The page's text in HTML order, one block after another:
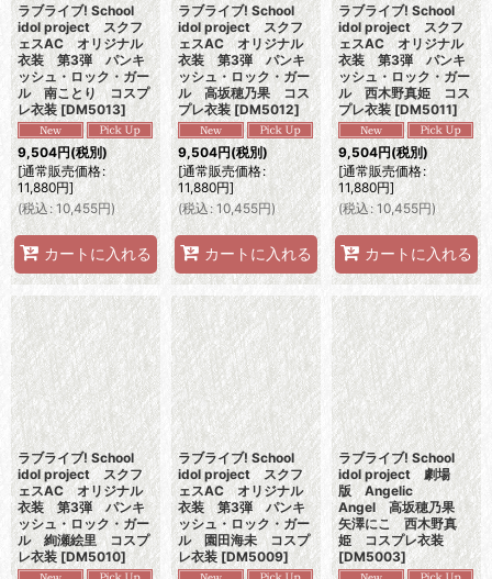
ラブライブ! School
idol project スクフ
ェスAC オリジナル
衣装 第3弾 パンキ
ッシュ・ロック・ガー
ル 南ことり コスプ
レ衣装 [DM5013]
9,504円(税別)
[通常販売価格:
11,880円]
(税込: 10,455円)
カートに入れる
ラブライブ! School
idol project スクフ
ェスAC オリジナル
衣装 第3弾 パンキ
ッシュ・ロック・ガー
ル 高坂穂乃果 コス
プレ衣装 [DM5012]
9,504円(税別)
[通常販売価格:
11,880円]
(税込: 10,455円)
カートに入れる
ラブライブ! School
idol project スクフ
ェスAC オリジナル
衣装 第3弾 パンキ
ッシュ・ロック・ガー
ル 西木野真姫 コス
プレ衣装 [DM5011]
9,504円(税別)
[通常販売価格:
11,880円]
(税込: 10,455円)
カートに入れる
ラブライブ! School
idol project スクフ
ェスAC オリジナル
衣装 第3弾 パンキ
ッシュ・ロック・ガー
ル 絢瀬絵里 コスプ
レ衣装 [DM5010]
ラブライブ! School
idol project スクフ
ェスAC オリジナル
衣装 第3弾 パンキ
ッシュ・ロック・ガー
ル 園田海未 コスプ
レ衣装 [DM5009]
ラブライブ! School
idol project 劇場
版 Angelic
Angel 高坂穂乃果
矢澤にこ 西木野真
姫 コスプレ衣装
[DM5003]